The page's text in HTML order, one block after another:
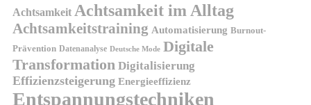
Achtsamkeit Achtsamkeit im Alltag
Achtsamkeitstraining Automatisierung Burnout-
Prävention Datenanalyse Deutsche Mode Digitale
Transformation Digitalisierung
Effizienzsteigerung Energieeffizienz
Entspannungstechniken